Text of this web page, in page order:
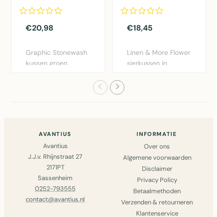
€20,98
Graphic Stonewash
kussen groen
€18,45
Linen & More Flower
sierkussen in
AVANTIUS
Avantius
J.J.v. Rhijnstraat 27
2171PT
Sassenheim
0252-793555
contact@avantius.nl
INFORMATIE
Over ons
Algemene voorwaarden
Disclaimer
Privacy Policy
Betaalmethoden
Verzenden & retourneren
Klantenservice